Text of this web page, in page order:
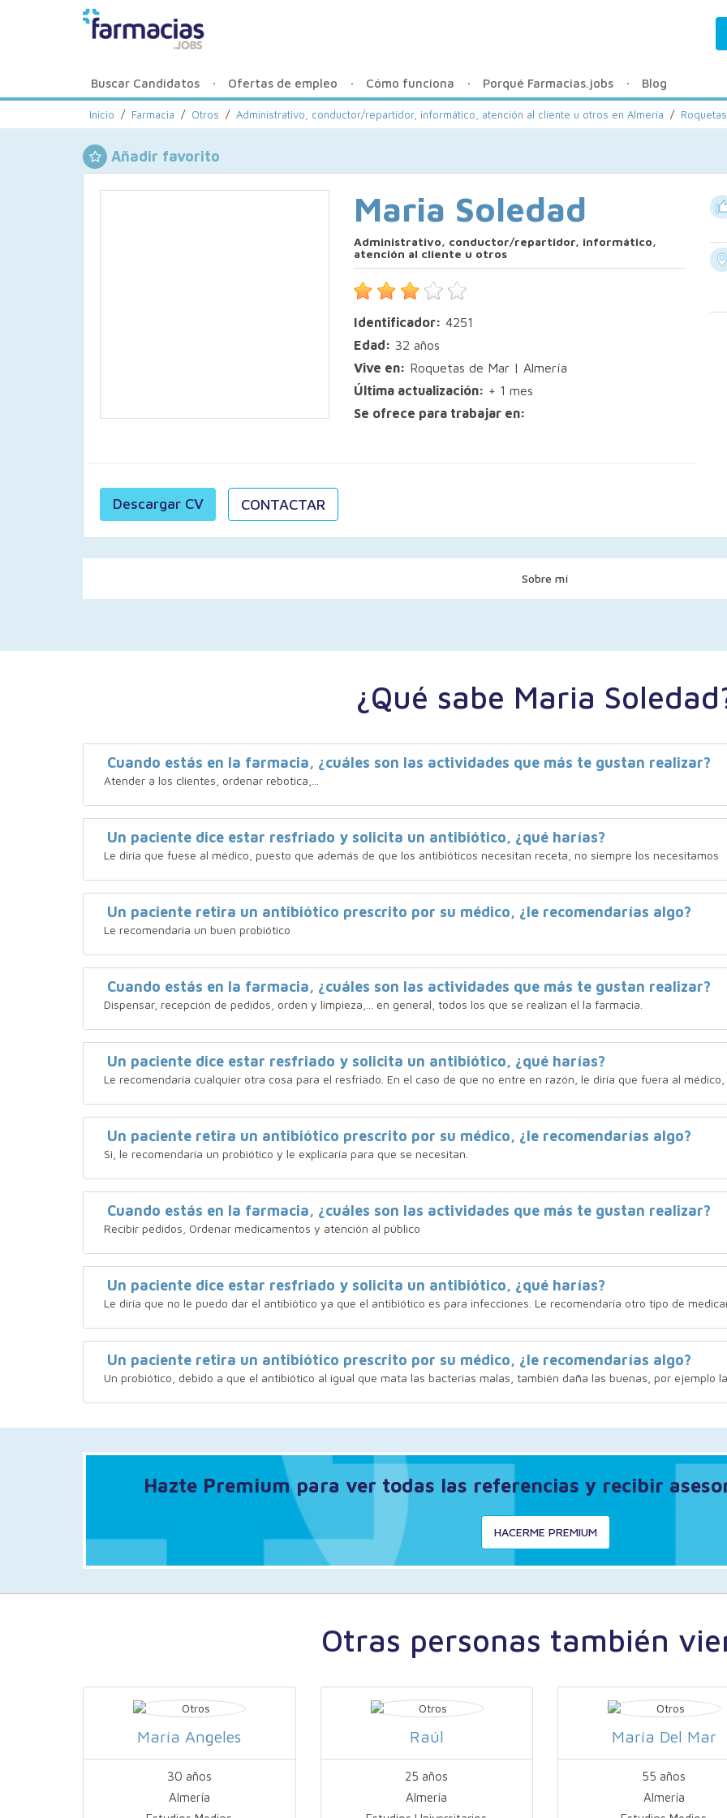
Buscar Candidatos Ofertas de empleo Cómo funciona Porqué Farmacias.jobs Blog
Inicio / Farmacia / Otros / Administrativo, conductor/repartidor, informático, atención al cliente u otros en Almería /
Añadir favorito
Maria Soledad
Administrativo, conductor/repartidor, informático,
atención al cliente u otros
Identificador: 4251
Edad: 32 años
Vive en: Roquetas de Mar | Almería
Última actualización: + 1 mes
Se ofrece para trabajar en:
Descargar CV CONTACTAR
Sobre mí
¿Qué sabe Maria
Cuando estás en la farmacia, ¿cuáles son las actividades que más te gustan realizar?
Atender a los clientes, ordenar rebotica,...
Un paciente dice estar resfriado y solicita un antibiótico, ¿qué harías?
Le diría que fuese al médico, puesto que además de que los antibióticos necesitan receta, no siempre los necesitamos
Un paciente retira un antibiótico prescrito por su médico, ¿le recomendarías algo?
Le recomendaria un buen probiótico
Cuando estás en la farmacia, ¿cuáles son las actividades que más te gustan realizar?
Dispensar, recepción de pedidos, orden y limpieza,... en general, todos los que se realizan el la farmacia.
Un paciente dice estar resfriado y solicita un antibiótico, ¿qué harías?
Le recomendaría cualquier otra cosa para el resfriado. En el caso de que no entre en razón, le diría que fuera al
Un paciente retira un antibiótico prescrito por su médico, ¿le recomendarías algo?
Si, le recomendaría un probiótico y le explicaría para que se necesitan.
Cuando estás en la farmacia, ¿cuáles son las actividades que más te gustan realizar?
Recibir pedidos, Ordenar medicamentos y atención al público
Un paciente dice estar resfriado y solicita un antibiótico, ¿qué harías?
Le diría que no le puedo dar el antibiótico ya que el antibiótico es para infecciones. Le recomendaría otro tipo de
Un paciente retira un antibiótico prescrito por su médico, ¿le recomendarías algo?
Un probiótico, debido a que el antibiótico al igual que mata las bacterias malas, también daña las buenas, por ejemplo
Hazte Premium para ver todas las referencias y recibir
HACERME PREMIUM
Otras personas también
María Angeles
30 años
Almería
Raúl
25 años
Almería
María Del Mar
55 años
Almería